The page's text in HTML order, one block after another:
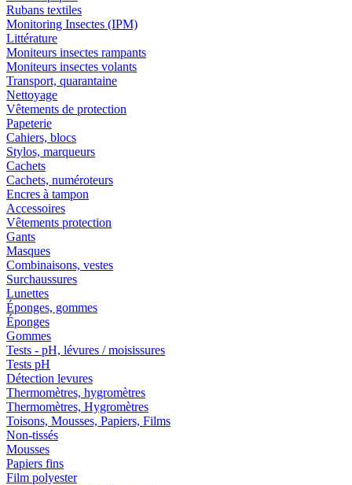
Rubans textiles
Monitoring Insectes (IPM)
Littérature
Moniteurs insectes rampants
Moniteurs insectes volants
Transport, quarantaine
Nettoyage
Vêtements de protection
Papeterie
Cahiers, blocs
Stylos, marqueurs
Cachets
Cachets, numéroteurs
Encres à tampon
Accessoires
Vêtements protection
Gants
Masques
Combinaisons, vestes
Surchaussures
Lunettes
Éponges, gommes
Éponges
Gommes
Tests - pH, lévures / moisissures
Tests pH
Détection levures
Thermomètres, hygromètres
Thermomètres, Hygromètres
Toisons, Mousses, Papiers, Films
Non-tissés
Mousses
Papiers fins
Film polyester